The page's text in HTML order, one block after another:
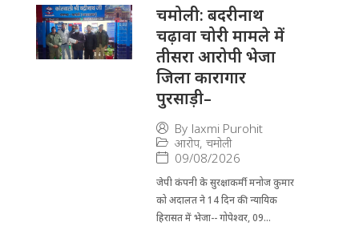
चमोली: बदरीनाथ
चढ़ावा चोरी मामले में
तीसरा आरोपी भेजा
जिला कारागार
पुरसाड़ी–
By laxmi Purohit
आरोप, चमोली
09/08/2026
जेपी कंपनी के सुरक्षाकर्मी मनोज कुमार
को अदालत ने 14 दिन की न्यायिक
हिरासत में भेजा-- गोपेश्वर, 09...